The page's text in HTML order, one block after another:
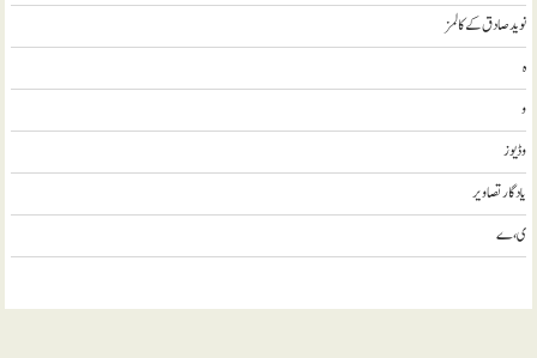
نويد صادق کے کالمز
ہ
و
وڈيوز
يادگار تصاوير
ی، ے